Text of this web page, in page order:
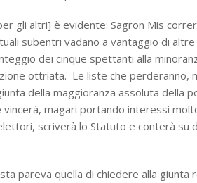
gli altri] è evidente: Sagron Mis
subentri vadano a vantaggio di
dei cinque spettanti alla
ottriata. Le liste che perderanno,
della maggioranza assoluta della
vincerà, magari portando interessi
scriverà lo Statuto e conterà su
pareva quella di chiedere alla giunta